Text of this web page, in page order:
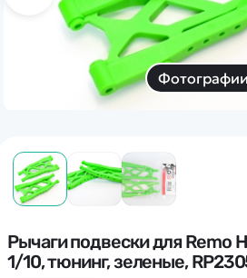
Фотографии
Рычаги подвески для Remo
1/10, тюнинг, зеленые,
Дополнительный способ связи
WhatsApp/Мобильный
Есть вопрос? Можем
Наши соцсети: